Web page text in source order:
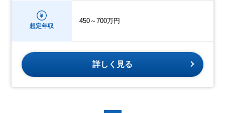
想定年収
450～700万円
詳しく見る